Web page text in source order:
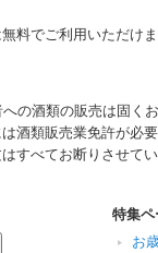
料でご利用いただけま
の酒類の販売は固く
酒類販売業免許が必
すべてお断りさせてい
特集ペ
お